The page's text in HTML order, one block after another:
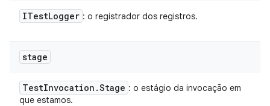
ITestLogger : o registrador dos registros.
stage
TestInvocation .Stage : o estágio da invocação em
que estamos.